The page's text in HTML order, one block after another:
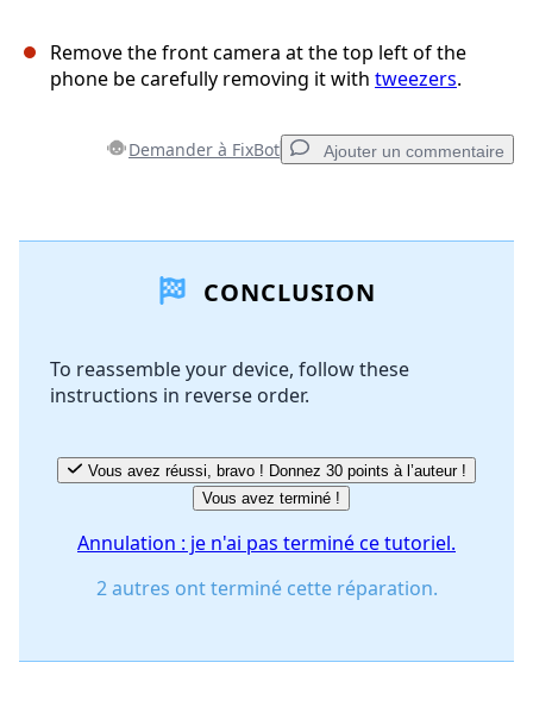
Remove the front camera at the top left of the
phone be carefully removing it with tweezers.
Demander à FixBot Ajouter un commentaire
Ajouter un commentaire
Annuler Publier un commentaire
CONCLUSION
To reassemble your device, follow these
instructions in reverse order.
Vous avez réussi, bravo ! Donnez 30 points à l’auteur !
Vous avez terminé !
Annulation : je n'ai pas terminé ce tutoriel.
2 autres ont terminé cette réparation.